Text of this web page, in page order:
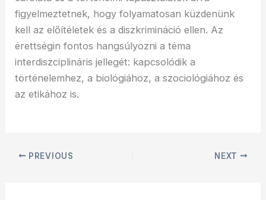
figyelmeztetnek, hogy folyamatosan küzdenünk
kell az előítéletek és a diszkrimináció ellen. Az
érettségin fontos hangsúlyozni a téma
interdiszciplináris jellegét: kapcsolódik a
történelemhez, a biológiához, a szociológiához és
az etikához is.
PREVIOUS NEXT